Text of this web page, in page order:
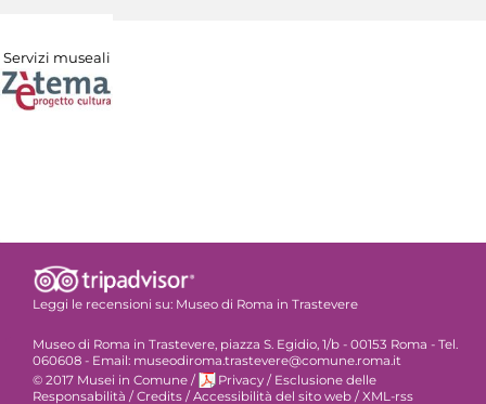
Servizi museali
Leggi le recensioni su: Museo di Roma in Trastevere
Museo di Roma in Trastevere, piazza S. Egidio, 1/b - 00153 Roma - Tel.
060608 - Email: museodiroma.trastevere@comune.roma.it
© 2017 Musei in Comune / Privacy / Esclusione delle
Responsabilità / Credits / Accessibilità del sito web / XML-rss